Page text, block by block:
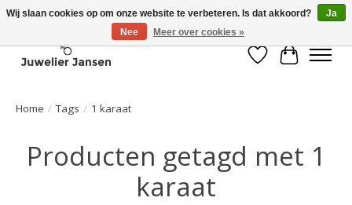
Verlanglijst
Home / Tags / 1 karaat
Producten getagd met 1
karaat
Wij slaan cookies op om onze website te verbeteren. Is dat akkoord?
Ja
Nee
Meer over cookies »